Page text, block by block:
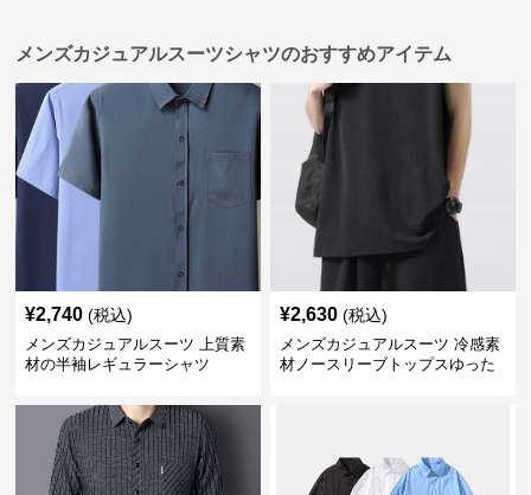
メンズカジュアルスーツシャツのおすすめアイテム
¥2,740 (税込)
メンズカジュアルスーツ 上質素
材の半袖レギュラーシャツ
¥2,630 (税込)
メンズカジュアルスーツ 冷感素
材ノースリーブトップスゆった